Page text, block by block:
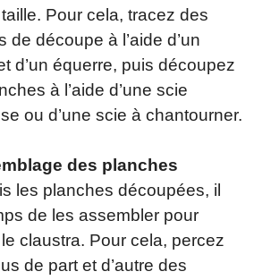
Pour cela, tracez des
de découpe à l’aide d’un
d’un équerre, puis découpez
à l’aide d’une scie
ou d’une scie à chantourner.
des planches
les planches découpées, il
de les assembler pour
claustra. Pour cela, percez
de part et d’autre des